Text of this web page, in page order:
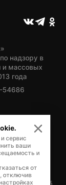
надзору в
и массовых
года
54686
Ямало-
д.1, каб.
сервис
ваши
и
от
отключив